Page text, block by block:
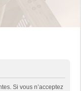
Si vous n’acceptez